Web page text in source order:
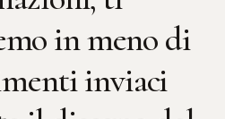
in meno di
inviaci